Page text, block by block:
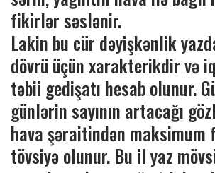
fikirlər səslənir.
Lakin bu cür dəyişkənlik
dövrü üçün xarakterikdir və
təbii gedişatı hesab olunur.
günlərin sayının artacağı
hava şəraitindən maksimum
tövsiyə olunur. Bu il yaz